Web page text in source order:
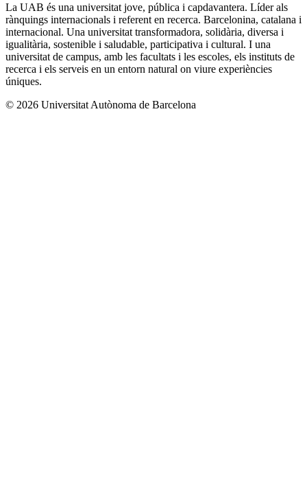
La UAB és una universitat jove, pública i capdavantera. Líder als
rànquings internacionals i referent en recerca. Barcelonina, catalana i
internacional. Una universitat transformadora, solidària, diversa i
igualitària, sostenible i saludable, participativa i cultural. I una
universitat de campus, amb les facultats i les escoles, els instituts de
recerca i els serveis en un entorn natural on viure experiències
úniques.
© 2026 Universitat Autònoma de Barcelona